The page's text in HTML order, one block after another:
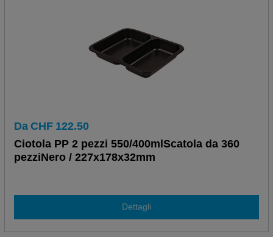
Da CHF 122.50
Ciotola PP 2 pezzi 550/400mlScatola da 360
pezziNero / 227x178x32mm
Dettagli